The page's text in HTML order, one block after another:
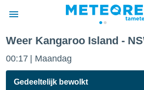
door
Weer Kangaroo Island -
00:17 Maandag
Gedeeltelijk bewolkt